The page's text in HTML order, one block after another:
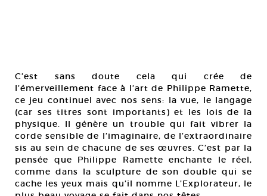
C’est sans doute cela qui crée de
l’émerveillement face à l’art de Philippe Ramette,
ce jeu continuel avec nos sens: la vue, le langage
(car ses titres sont importants) et les lois de la
physique. Il génère un trouble qui fait vibrer la
corde sensible de l’imaginaire, de l’extraordinaire
sis au sein de chacune de ses œuvres. C’est par la
pensée que Philippe Ramette enchante le réel,
comme dans la sculpture de son double qui se
cache les yeux mais qu’il nomme L’Explorateur, le